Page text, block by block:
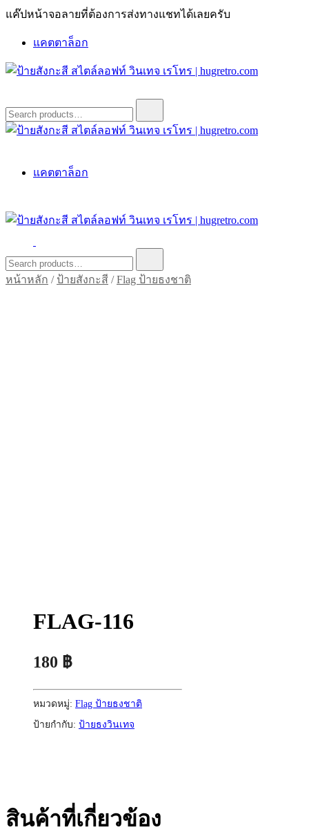
Skip
แค๊ปหน้าจอลายที่ต้องการส่งทางแชทได้เลยครับ
แคตตาล็อก
ป้ายสังกะสี สไตล์ลอฟท์ วินเทจ เรโทร | hugretro.com
ป้ายวินเทจ แต่งบ้าน ร้านกาแฟ ผับ โรงแรม ป้ายโค้ก เป็ปซี่เวสป้า
ฮาร์เล่ย์โฆษณาเก่าโบราณ มีราคาแบบสวยๆเพียบหรือสั่งทำโทร
O8664277II
for:
ฮาร์เล่ย์โฆษณาเก่าโบราณ มีราคาแบบสวยๆเพียบหรือสั่งทำโทร
แคตตาล็อก
ป้ายสังกะสี สไตล์ลอฟท์ วินเทจ เรโทร | hugretro.com
ป้ายวินเทจ แต่งบ้าน ร้านกาแฟ ผับ โรงแรม ป้ายโค้ก เป็ปซี่เวสป้า
ฮาร์เล่ย์โฆษณาเก่าโบราณ มีราคาแบบสวยๆเพียบหรือสั่งทำโทร
O8664277II
for:
หน้าหลัก / ป้ายสังกะสี /Flag ป้ายธงชาติ
FLAG-116
180 ฿
หมวดหมู่: Flag ป้ายธงชาติ
ป้ายกำกับ: ป้ายธงวินเทจ
สินค้าที่เกี่ยวข้อง